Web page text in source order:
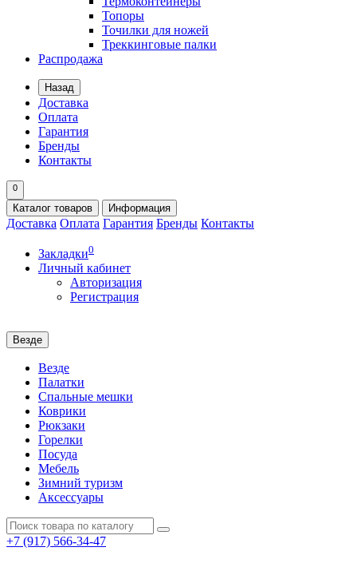
Топоры
Точилки для ножей
Треккинговые палки
Распродажа
Назад
Доставка
Оплата
Гарантия
Бренды
Контакты
0
Каталог товаров Информация
Доставка Оплата Гарантия Бренды Контакты
Закладки0
Личный кабинет
Авторизация
Регистрация
Везде
Везде
Палатки
Спальные мешки
Коврики
Рюкзаки
Горелки
Посуда
Мебель
Зимний туризм
Аксессуары
+7 (917) 566-34-47